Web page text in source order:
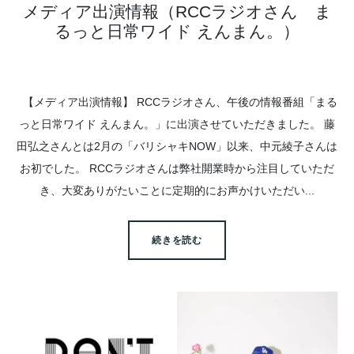
メディア出演情報（RCCラジオさん ま
るっと日常ワイド えんまん。）
【メディア出演情報】 RCCラジオさん、午後の情報番組「まる
っと日常ワイド えんまん。」に出演させていただきました。 藤
田弘之さんとは2月の「バリシャキNOW」以来、中元綾子さんは
お初でした。 RCCラジオさんは弊社開業時から注目していただ
き、大変ありがたいことに定期的にお声かけいただい...
続きを読む